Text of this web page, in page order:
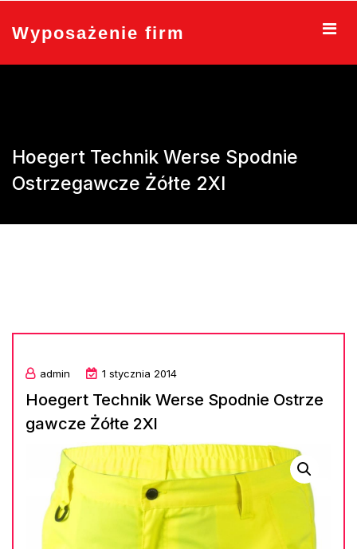
content
Wyposażenie firm
Hoegert Technik Werse Spodnie
Ostrzegawcze Żółte 2Xl
admin 1 stycznia 2014
Hoegert Technik Werse Spodnie Ostrze
gawcze Żółte 2Xl